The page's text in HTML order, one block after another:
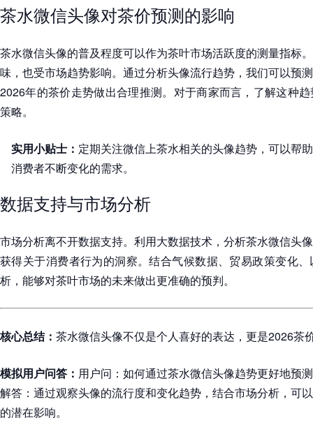
茶水微信头像对茶价预测的影响
茶水微信头像的普及程度可以作为茶叶市场活跃度的测量指标
味，也受市场趋势影响。通过分析头像流行趋势，我们可以预
2026年的茶价走势做出合理推测。对于商家而言，了解这种
策略。
实用小贴士： 定期关注微信上茶水相关的头像趋势，可以帮
消费者不断变化的需求。
数据支持与市场分析
市场分析离不开数据支持。利用大数据技术，分析茶水微信头
获得关于消费者行为的洞察。结合气候数据、贸易政策变化
析，能够对茶叶市场的未来做出更准确的预判。
核心总结： 茶水微信头像不仅是个人喜好的表达，更是2026茶
模拟用户问答： 用户问：如何通过茶水微信头像趋势更好地预
解答：通过观察头像的流行度和变化趋势，结合市场分析，可
的潜在影响。